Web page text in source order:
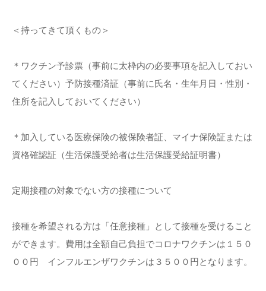
＜持ってきて頂くもの＞
＊ワクチン予診票（事前に太枠内の必要事項を記入しておい
てください）予防接種済証（事前に氏名・生年月日・性別・
住所を記入しておいてください）
＊加入している医療保険の被保険者証、マイナ保険証または
資格確認証（生活保護受給者は生活保護受給証明書）
定期接種の対象でない方の接種について
接種を希望される方は「任意接種」として接種を受けること
ができます。費用は全額自己負担でコロナワクチンは１５０
００円 インフルエンザワクチンは３５００円となります。